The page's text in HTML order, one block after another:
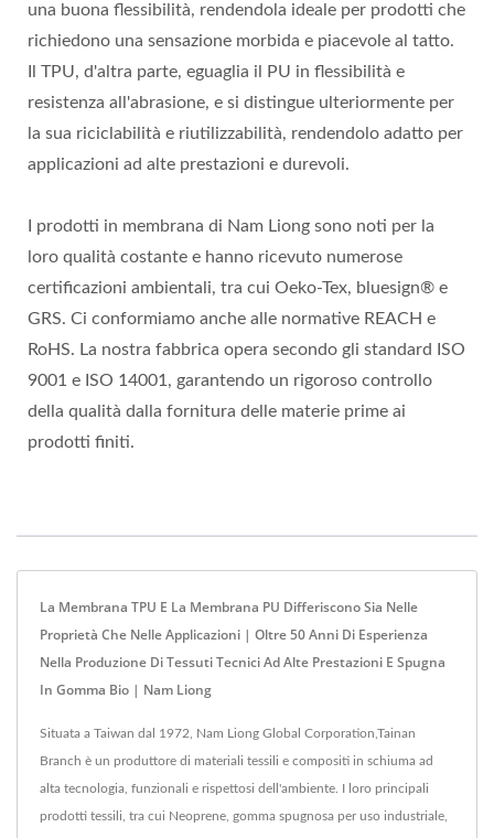
una buona flessibilità, rendendola ideale per prodotti che
richiedono una sensazione morbida e piacevole al tatto.
Il TPU, d'altra parte, eguaglia il PU in flessibilità e
resistenza all'abrasione, e si distingue ulteriormente per
la sua riciclabilità e riutilizzabilità, rendendolo adatto per
applicazioni ad alte prestazioni e durevoli.
I prodotti in membrana di Nam Liong sono noti per la
loro qualità costante e hanno ricevuto numerose
certificazioni ambientali, tra cui Oeko-Tex, bluesign® e
GRS. Ci conformiamo anche alle normative REACH e
RoHS. La nostra fabbrica opera secondo gli standard ISO
9001 e ISO 14001, garantendo un rigoroso controllo
della qualità dalla fornitura delle materie prime ai
prodotti finiti.
La Membrana TPU E La Membrana PU Differiscono Sia Nelle
Proprietà Che Nelle Applicazioni | Oltre 50 Anni Di Esperienza
Nella Produzione Di Tessuti Tecnici Ad Alte Prestazioni E Spugna
In Gomma Bio | Nam Liong
Situata a Taiwan dal 1972, Nam Liong Global Corporation,Tainan
Branch è un produttore di materiali tessili e compositi in schiuma ad
alta tecnologia, funzionali e rispettosi dell'ambiente. I loro principali
prodotti tessili, tra cui Neoprene, gomma spugnosa per uso industriale,